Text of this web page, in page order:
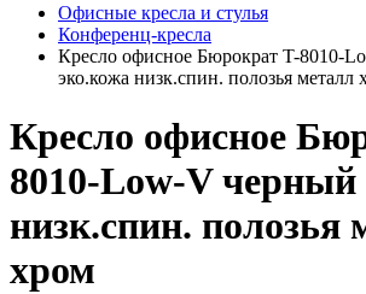
Офисные кресла и стулья
Конференц-кресла
Кресло офисное Бюрократ T-8010-
эко.кожа низк.спин. полозья металл
Кресло офисное
8010-Low-V черный
низк.спин. полозья
хром